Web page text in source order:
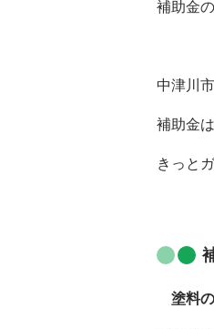
補助金
中津川
補助金
きっと
塗料の